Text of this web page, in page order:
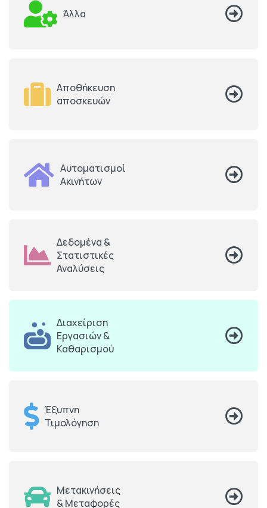
Άλλα
Αποθήκευση
αποσκευών
Αυτοματισμοί
Ακινήτων
Δεδομένα &
Στατιστικές
Αναλύσεις
Διαχείριση
Εργασιών &
Καθαρισμού
Έξυπνη
Τιμολόγηση
Μετακινήσεις
& Μεταφορές